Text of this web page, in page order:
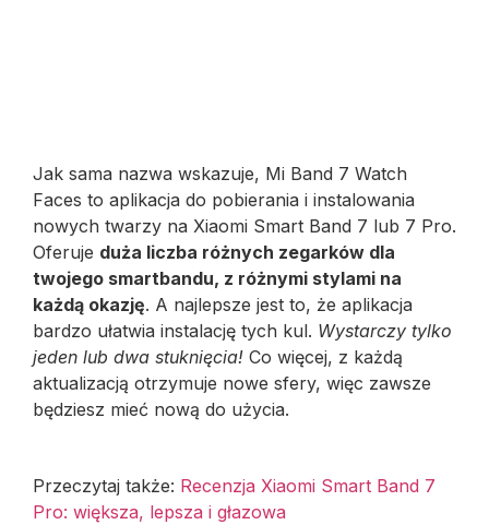
Jak sama nazwa wskazuje, Mi Band 7 Watch
Faces to aplikacja do pobierania i instalowania
nowych twarzy na Xiaomi Smart Band 7 lub 7 Pro.
Oferuje duża liczba różnych zegarków dla
twojego smartbandu, z różnymi stylami na
każdą okazję. A najlepsze jest to, że aplikacja
bardzo ułatwia instalację tych kul. Wystarczy tylko
jeden lub dwa stuknięcia! Co więcej, z każdą
aktualizacją otrzymuje nowe sfery, więc zawsze
będziesz mieć nową do użycia.
Przeczytaj także: Recenzja Xiaomi Smart Band 7
Pro: większa, lepsza i głazowa